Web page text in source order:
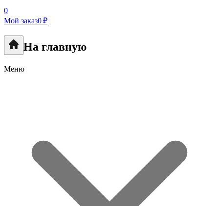
0
Мой заказ0 ₽
На главную
Меню